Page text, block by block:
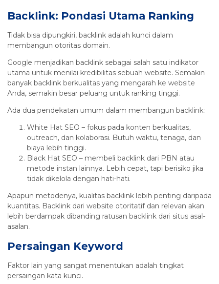
Backlink: Pondasi Utama Ranking
Tidak bisa dipungkiri, backlink adalah kunci dalam
membangun otoritas domain.
Google menjadikan backlink sebagai salah satu indikator
utama untuk menilai kredibilitas sebuah website. Semakin
banyak backlink berkualitas yang mengarah ke website
Anda, semakin besar peluang untuk ranking tinggi.
Ada dua pendekatan umum dalam membangun backlink:
White Hat SEO – fokus pada konten berkualitas,
outreach, dan kolaborasi. Butuh waktu, tenaga, dan
biaya lebih tinggi.
Black Hat SEO – membeli backlink dari PBN atau
metode instan lainnya. Lebih cepat, tapi berisiko jika
tidak dikelola dengan hati-hati.
Apapun metodenya, kualitas backlink lebih penting daripada
kuantitas. Backlink dari website otoritatif dan relevan akan
lebih berdampak dibanding ratusan backlink dari situs asal-
asalan.
Persaingan Keyword
Faktor lain yang sangat menentukan adalah tingkat
persaingan kata kunci.